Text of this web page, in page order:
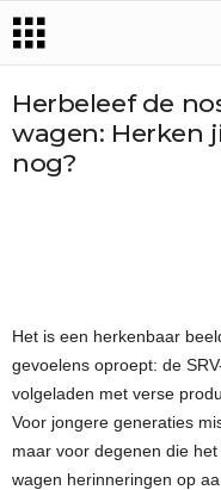
Herbeleef de
wagen: Herken
nog?
Het is een herkenbaar
gevoelens oproept: de
volgeladen met verse
Voor jongere generaties
maar voor degenen die
wagen herinneringen op